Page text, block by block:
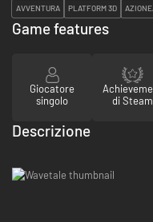
AVVENTURA PLATFORM 3D
Game features
Giocatore
singolo
di Steam
Descrizione